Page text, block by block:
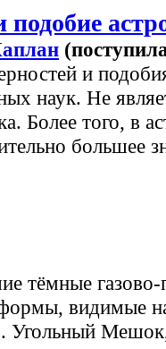
подобие
и
наук. Не
Более того, в
большее
тёмные газово-
видимые
Угольный